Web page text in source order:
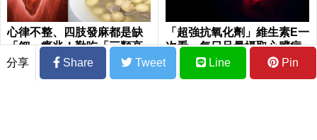
心律不整、四肢發麻都是缺
「鉀」癥兆！勤吃「三類高
鉀食物」杜絕你的「低鉀」
危機｜每日健康Health
「超強抗氧化劑」維生素E一
次看 每日足量攝取心臟病
風險降低近5成
分享 Share Tweet Line Pin